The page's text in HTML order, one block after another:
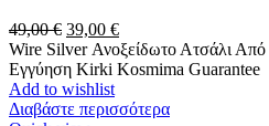
49,00€ Original
price
was:
49,00 €.
39,00 €Η
τρέχουσα
τιμή
39,00 €.
Wire Silver Ανοξείδωτο Ατσάλι Από
Εγγύηση Kirki Kosmima Guarantee
Add to wishlist
Διαβάστε περισσότερα